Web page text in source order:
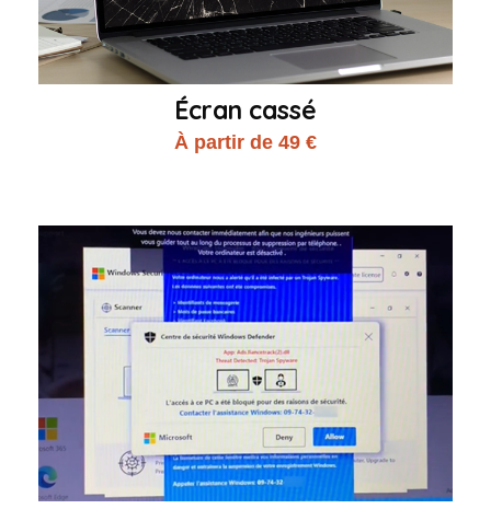
Écran cassé
À partir de 49 €